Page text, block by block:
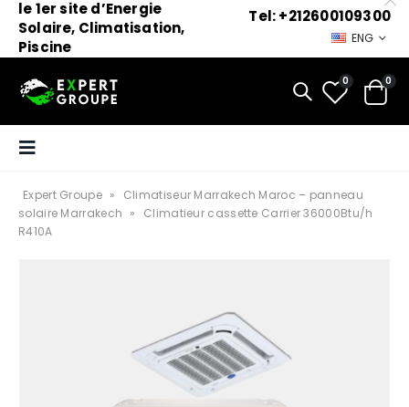
le 1er site d’Energie
Solaire, Climatisation,
Piscine
Tel: +212600109300
ENG
0 0
Expert Groupe »
Climatiseur Marrakech Maroc – panneau
solaire Marrakech »
Climatieur cassette Carrier 36000Btu/h
R410A